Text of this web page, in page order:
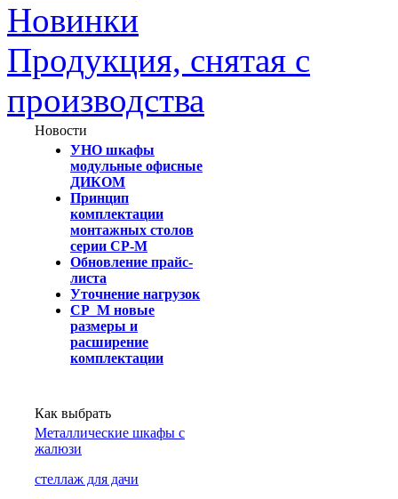
Новинки
Продукция, снятая с
производства
Новости
УНО шкафы
модульные офисные
ДИКОМ
Принцип
комплектации
монтажных столов
серии СР-М
Обновление прайс-
листа
Уточнение нагрузок
СР_М новые
размеры и
расширение
комплектации
Как выбрать
Металлические шкафы с
жалюзи
cтеллаж для дачи